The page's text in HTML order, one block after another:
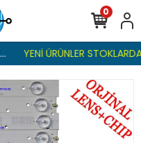
YENİ ÜRÜNLER
0